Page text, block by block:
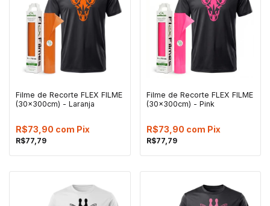
Filme de Recorte FLEX FILME
(30x300cm) - Laranja
R$77,79
R$73,90 com Pix
Filme de Recorte FLEX FILME
(30x300cm) - Pink
R$77,79
R$73,90 com Pix